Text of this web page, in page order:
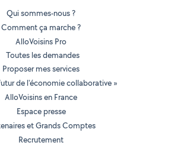
Qui sommes-nous ?
Comment ça marche ?
AlloVoisins Pro
Toutes les demandes
Proposer mes services
de l'économie collaborative »
AlloVoisins en France
Espace presse
et Grands Comptes
Recrutement